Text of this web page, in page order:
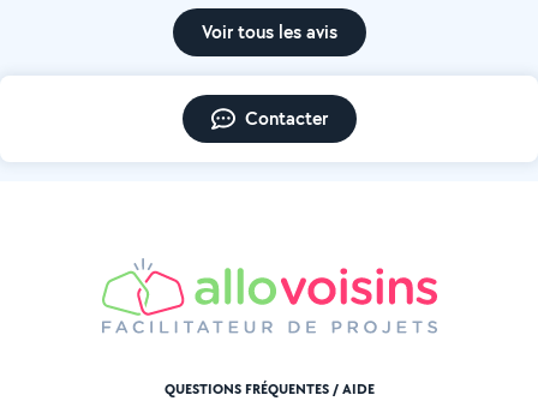
Voir tous les avis
Contacter
QUESTIONS FRÉQUENTES / AIDE